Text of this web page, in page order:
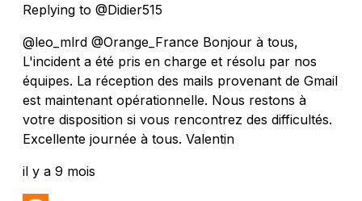
Replying to @Didier515
@leo_mlrd @Orange_France Bonjour à tous,
L'incident a été pris en charge et résolu par nos
équipes. La réception des mails provenant de Gmail
est maintenant opérationnelle. Nous restons à
votre disposition si vous rencontrez des difficultés.
Excellente journée à tous. Valentin
il y a 9 mois